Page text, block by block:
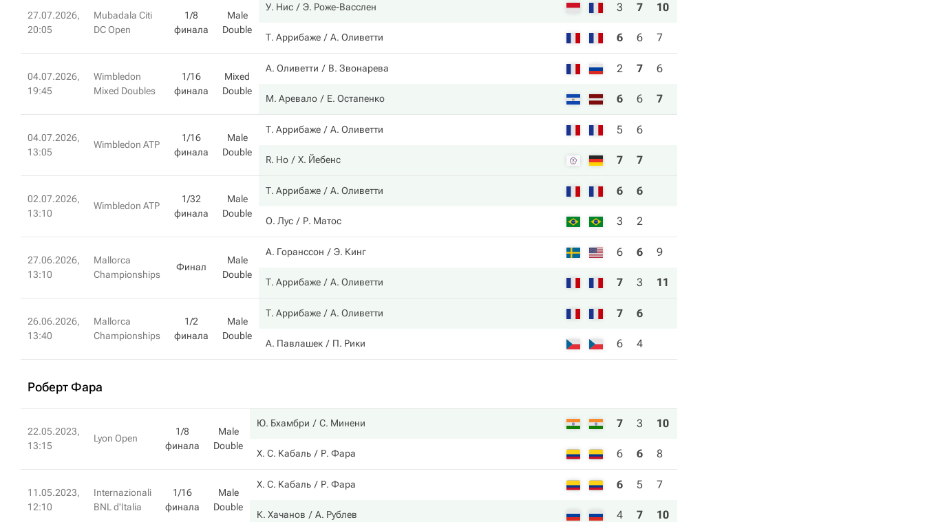
27.07.2026,
20:05
Mubadala Citi
DC Open
1/8
финала
Male
Double
У. Нис Э. Роже-Васслен 3 7 10
Т. Аррибаже А. Оливетти 6 6 7
04.07.2026,
19:45
Wimbledon
Mixed Doubles
1/16
финала
Mixed
Double
А. Оливетти В. Звонарева 2 7 6
М. Аревало Е. Остапенко 6 6 7
04.07.2026,
13:05
Wimbledon ATP
1/16
финала
Male
Double
Т. Аррибаже А. Оливетти 5 6
R. Ho Х. Йебенс 7 7
02.07.2026,
13:10
Wimbledon ATP
1/32
финала
Male
Double
Т. Аррибаже А. Оливетти 6 6
О. Лус Р. Матос 3 2
27.06.2026,
13:10
Mallorca
Championships
Финал
Male
Double
А. Горанссон Э. Кинг 6 6 9
Т. Аррибаже А. Оливетти 7 3 11
26.06.2026,
13:40
Mallorca
Championships
1/2
финала
Male
Double
Т. Аррибаже А. Оливетти 7 6
А. Павлашек П. Рики 6 4
Роберт Фара
22.05.2023,
13:15
Lyon Open
1/8
финала
Male
Double
Ю. Бхамбри С. Минени 7 3 10
Х. С. Кабаль Р. Фара 6 6 8
11.05.2023,
12:10
Internazionali
BNL d'Italia
1/16
финала
Male
Double
Х. С. Кабаль Р. Фара 6 5 7
К. Хачанов А. Рублев 4 7 10